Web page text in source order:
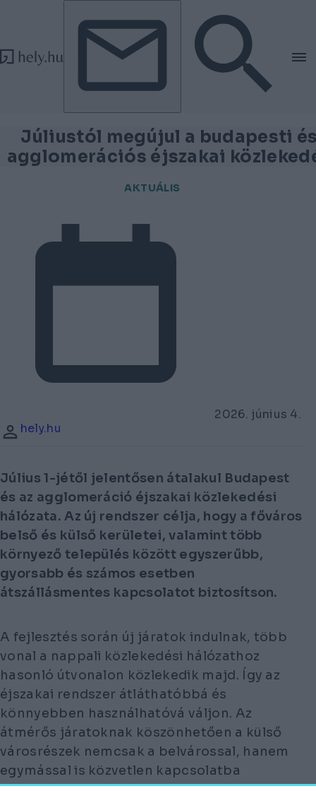
Tovább a tartalomhoz
Tovább a lábléchez
Júliustól megújul a budapesti
agglomerációs éjszakai
AKTUÁLIS
2026. június 4.
hely.hu
Július 1-jétől jelentősen átalakul Budapest
és az agglomeráció éjszakai közlekedési
hálózata. Az új rendszer célja, hogy a főváros
belső és külső kerületei, valamint több
környező település között egyszerűbb,
gyorsabb és számos esetben
átszállásmentes kapcsolatot biztosítson.
A fejlesztés során új járatok indulnak, több
vonal a nappali közlekedési hálózathoz
hasonló útvonalon közlekedik majd. Így az
éjszakai rendszer átláthatóbbá és
könnyebben használhatóvá váljon. Az
átmérős járatoknak köszönhetően a külső
városrészek nemcsak a belvárossal, hanem
egymással is közvetlen kapcsolatba